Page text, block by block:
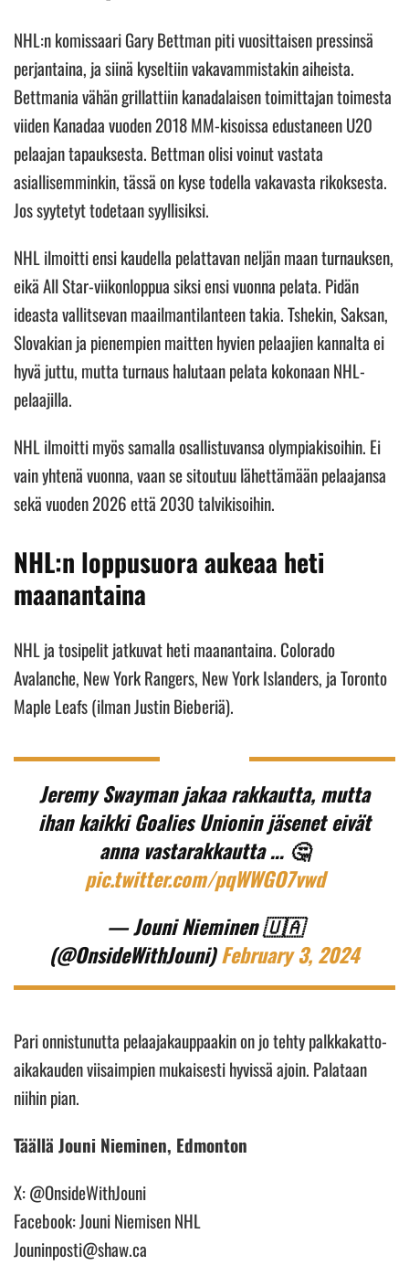
NHL:n komissaari Gary Bettman piti vuosittaisen pressinsä
perjantaina, ja siinä kyseltiin vakavammistakin aiheista.
Bettmania vähän grillattiin kanadalaisen toimittajan toimesta
viiden Kanadaa vuoden 2018 MM-kisoissa edustaneen U20
pelaajan tapauksesta. Bettman olisi voinut vastata
asiallisemminkin, tässä on kyse todella vakavasta rikoksesta.
Jos syytetyt todetaan syyllisiksi.
NHL ilmoitti ensi kaudella pelattavan neljän maan turnauksen,
eikä All Star-viikonloppua siksi ensi vuonna pelata. Pidän
ideasta vallitsevan maailmantilanteen takia. Tshekin, Saksan,
Slovakian ja pienempien maitten hyvien pelaajien kannalta ei
hyvä juttu, mutta turnaus halutaan pelata kokonaan NHL-
pelaajilla.
NHL ilmoitti myös samalla osallistuvansa olympiakisoihin. Ei
vain yhtenä vuonna, vaan se sitoutuu lähettämään pelaajansa
sekä vuoden 2026 että 2030 talvikisoihin.
NHL:n loppusuora aukeaa heti
maanantaina
NHL ja tosipelit jatkuvat heti maanantaina. Colorado
Avalanche, New York Rangers, New York Islanders, ja Toronto
Maple Leafs (ilman Justin Bieberiä).
Jeremy Swayman jakaa rakkautta, mutta
ihan kaikki Goalies Unionin jäsenet eivät
anna vastarakkautta … 🤔
pic.twitter.com/pqWWGO7vwd
— Jouni Nieminen 🇺🇦
(@OnsideWithJouni)February 3, 2024
Pari onnistunutta pelaajakauppaakin on jo tehty palkkakatto-
aikakauden viisaimpien mukaisesti hyvissä ajoin. Palataan
niihin pian.
Täällä Jouni Nieminen, Edmonton
X: @OnsideWithJouni
Facebook: Jouni Niemisen NHL
Jouninposti@shaw.ca